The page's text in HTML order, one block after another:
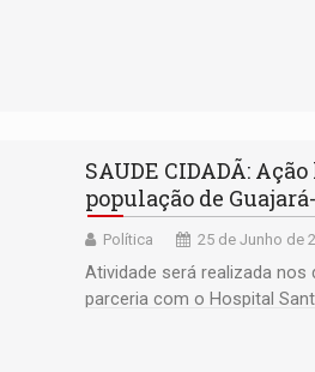
SAUDE CIDADÃ:
população de
Política 25 de Junho de
Atividade será realizada
parceria com o Hospital